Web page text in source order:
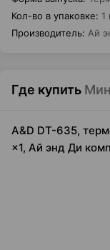
Кол-во в упаковке: 1
Производитель: Ай
Где купить
A&D DT-635,
×1, Ай энд Ди